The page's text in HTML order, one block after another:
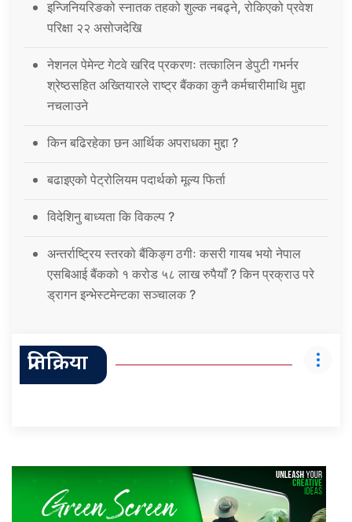
इन्जिनियरिङको स्नातक तहको शुल्क नबढ्ने, रोकिएको प्रवेश
परिक्षा २२ असोजदेखि
नेशनल पेमेन्ट गेटवे खरिद प्रकरणः तत्कालिन डेपुटी गभर्नर
श्रेष्ठसहित अख्तियारले राष्ट्र बैंकका कुनै कर्मचारीमाथि मुद्दा
नचलाउने
किन बढिरहेका छन आर्थिक अपराधका मुद्दा ?
बढाइएको पेट्रोलियम पदार्थको मूल्य फिर्ता
विदेशिनु बाध्यता कि विकल्प ?
अन्तर्राष्ट्रिय स्तरको बैंकिङ्ग ठगीः कसरी गायब भयो नेपाल
एसबिआई बैंकको १ करोड ५८ लाख रुपैयाँ ? किन प्रक्राउ परे
ड्रागन इन्भेस्टमेन्टका सञ्चालक ?
प्रतिक्रिया